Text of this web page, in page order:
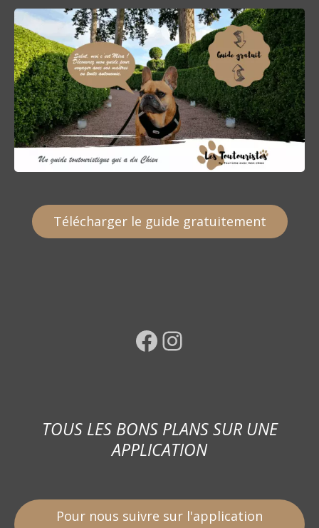
Télécharger le guide gratuitement
Facebook Instagram
TOUS LES BONS PLANS SUR UNE
APPLICATION
Pour nous suivre sur l'application